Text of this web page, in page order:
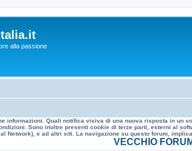
alla passione
informazioni. Quali notifica visiva di una nuova risposta in un
Sono inoltre presenti cookie di terze parti, esterni al
Network), e ad altri siti. La navigazione su questo forum,
VECCHIO